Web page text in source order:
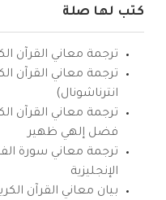
كتب لها صلة
ترجمة معاني القرآن
ترجمة معاني القرآن
انترناشونال)
ترجمة معاني القرآن
فضل إلهي ظهير
ترجمة معاني سورة
الإنجليزية
بيان معاني القرآن